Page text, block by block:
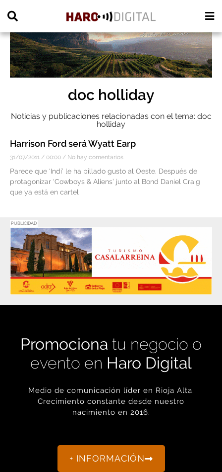
doc holliday
Noticias y publicaciones relacionadas con el tema: doc
holliday
Harrison Ford será Wyatt Earp
31/07/2011 00:00 No hay comentarios
Parece que ‘Indi’ le ha pillado gusto al Oeste. Después de
protagonizar ‘Cowboys & Aliens’ junto al Bond Daniel Craig
que ya está en cartel
PUBLICIDAD
Promociona tu negocio o
evento en Haro Digital
Medio de comunicación líder en Rioja Alta.
Crecimiento constante desde nuestro
nacimiento en 2016.
+ INFORMACIÓN